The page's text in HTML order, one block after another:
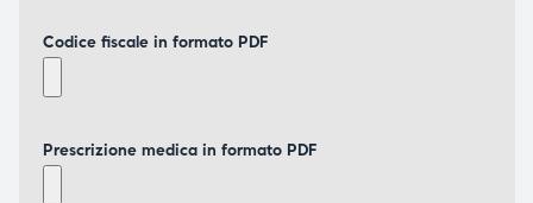
Codice fiscale in formato PDF
Prescrizione medica in formato PDF